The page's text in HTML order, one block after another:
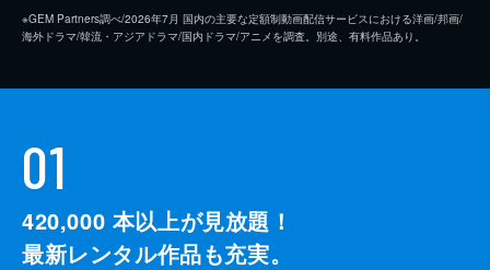
※GEM Partners調べ/2026年7⽉ 国内の主要な定額制動画配信サービスにおける洋画/邦画/
海外ドラマ/韓流・アジアドラマ/国内ドラマ/アニメを調査。別途、有料作品あり。
01
420,000 本以上が見放題！
最新レンタル作品も充実。